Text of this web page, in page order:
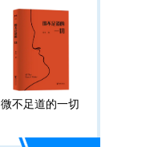
微不足道的一切